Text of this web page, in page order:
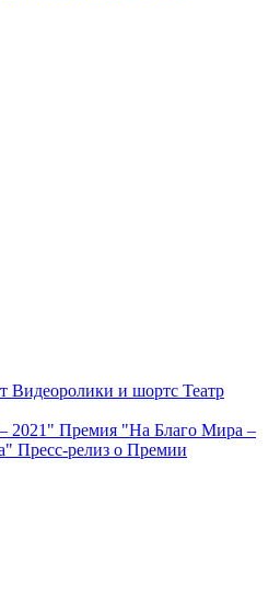
Видеоролики и шортс Театр
2021" Премия "На Благо Мира –
Пресс-релиз о Премии